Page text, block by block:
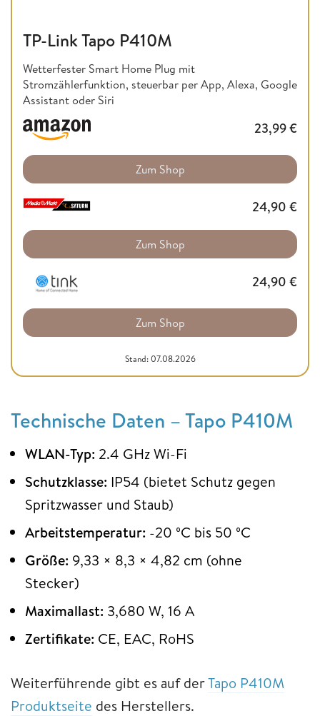
TP-Link Tapo P410M
Wetterfester Smart Home Plug mit
Stromzählerfunktion, steuerbar per App, Alexa, Google
Assistant oder Siri
23,99€
Zum Shop
24,90 €
Zum Shop
24,90 €
Zum Shop
Stand: 07.08.2026
Technische Daten – Tapo P410M
WLAN-Typ: 2.4 GHz Wi-Fi
Schutzklasse: IP54 (bietet Schutz gegen
Spritzwasser und Staub)
Arbeitstemperatur: -20 ºC bis 50 ºC
Größe: 9,33 × 8,3 × 4,82 cm (ohne
Stecker)
Maximallast: 3,680 W, 16 A
Zertifikate: CE, EAC, RoHS
Weiterführende gibt es auf derTapo P410M
Produktseite des Herstellers.